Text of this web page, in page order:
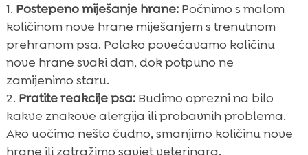
Postepeno miješanje hrane:Počnimo s malom
količinom nove hrane miješanjem s trenutnom
prehranom psa. Polako povećavamo količinu
nove hrane svaki dan, dok potpuno ne
zamijenimo staru.
Pratite reakcije psa:Budimo oprezni na bilo
kakve znakove alergija ili probavnih problema.
Ako uočimo nešto čudno, smanjimo količinu nove
hrane ili zatražimo savjet veterinara.